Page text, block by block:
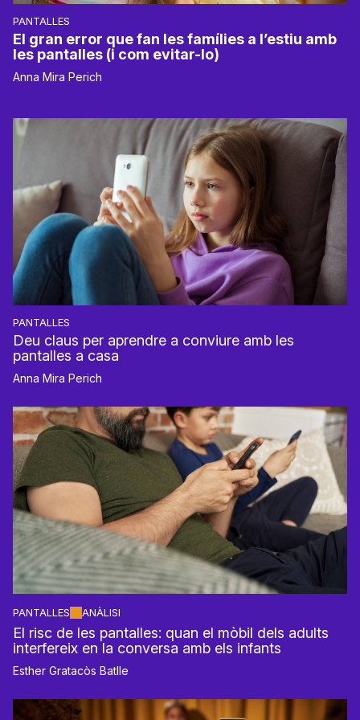
PANTALLES
El gran error que fan les famílies a l’estiu amb
les pantalles (i com evitar-lo)
Anna Mira Perich
PANTALLES
Deu claus per aprendre a conviure amb les
pantalles a casa
Anna Mira Perich
PANTALLES ANÀLISI
El risc de les pantalles: quan el mòbil dels adults
interfereix en la conversa amb els infants
Esther Gratacòs Batlle